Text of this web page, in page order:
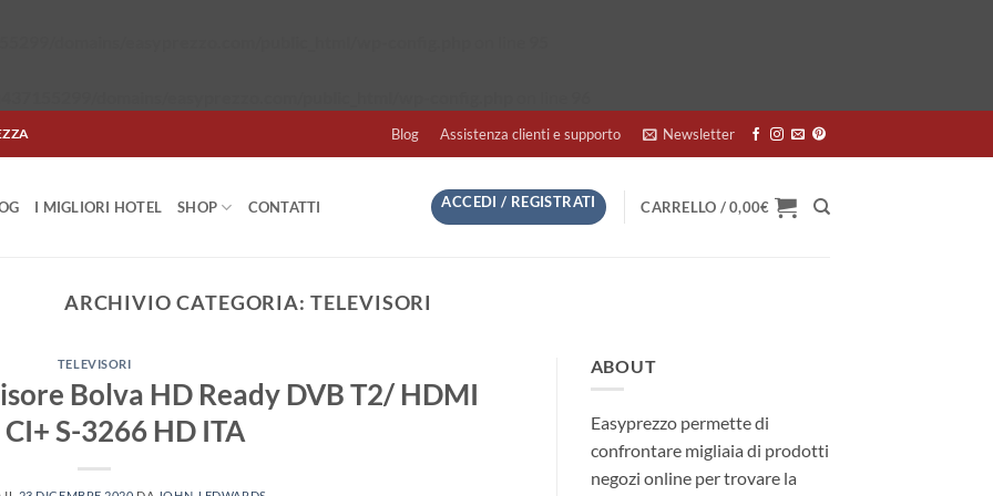
Blog Assistenza clienti e supporto Newsletter
I MIGLIORI HOTEL SHOP CONTATTI ACCEDI / REGISTRATI CARRELLO /0,00€
ARCHIVIO CATEGORIA:TELEVISORI
TELEVISORI
Bolva HD Ready DVB T2/ HDMI
CI+ S-3266 HD ITA
ABOUT
Easyprezzo permette di
confrontare migliaia di prodotti
negozi online per trovare la